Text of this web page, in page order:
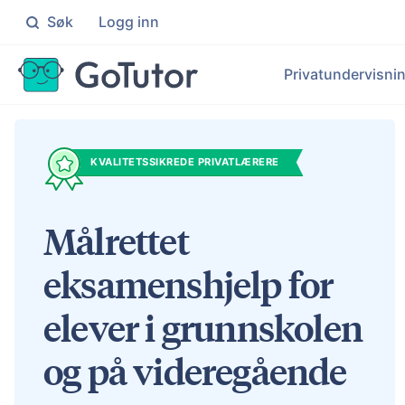
Søk Logg inn
KVALITETSSIKREDE PRIVATLÆRERE
Målrettet
eksamenshjelp for
elever i grunnskolen
og på videregående